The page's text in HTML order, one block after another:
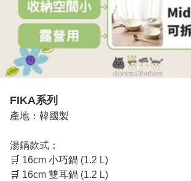
FIKA系列
產地：韓國製
湯鍋款式：
🛒 16cm 小巧鍋 (1.2 L)
🛒 16cm 雙耳鍋 (1.2 L)